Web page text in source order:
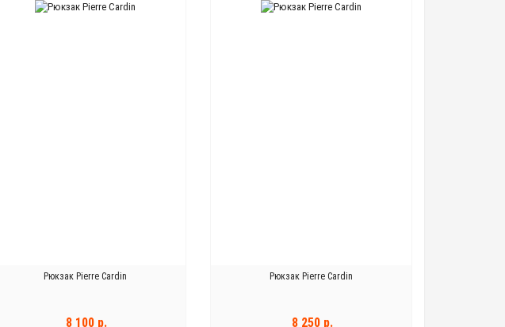
В КОРЗИНУ В КОРЗИНУ
Рюкзак Pierre Cardin
8 100 р.
Рюкзак Pierre Cardin
8 250 р.